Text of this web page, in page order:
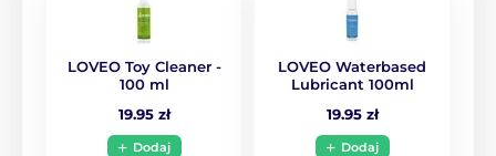
LOVEO Toy Cleaner -
100 ml
19.95 zł
Dodaj
LOVEO Waterbased
Lubricant 100ml
19.95 zł
Dodaj